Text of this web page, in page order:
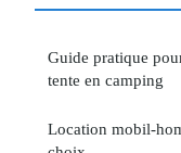
Guide pratique
tente en camping
Location mobil-